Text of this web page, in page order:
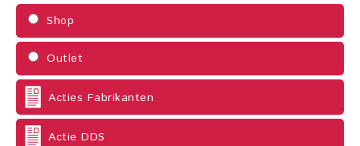
Shop
Outlet
Acties Fabrikanten
Actie DDS